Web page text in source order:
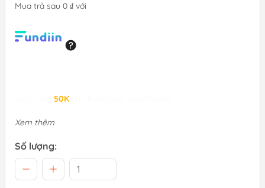
Mua trả sau 0 ₫ với
50K
Xem thêm
Số lượng: